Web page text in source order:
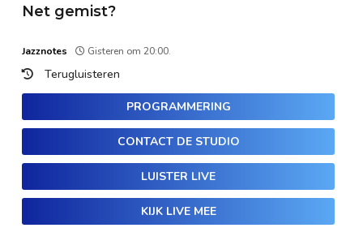
Net gemist?
Jazznotes Gisteren om 20:00.
Terugluisteren
PROGRAMMERING
CONTACT DE STUDIO
LUISTER LIVE
KIJK LIVE MEE